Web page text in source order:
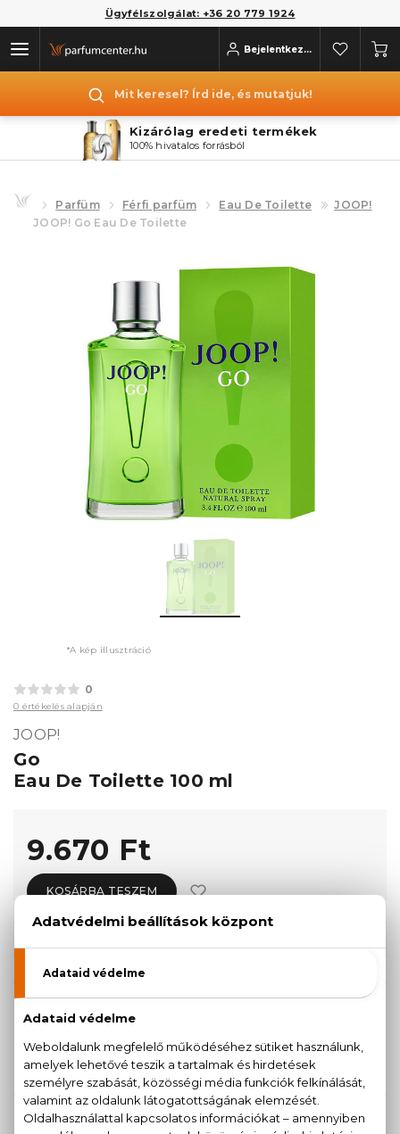
Ügyfélszolgálat: +36 20 779 1924
Bejelentkezés
Mit keresel? Írd ide, és mutatjuk!
Kizárólag eredeti termékek
100% hivatalos forrásból
Parfüm Férfi parfüm Eau De Toilette
JOOP!
JOOP! Go Eau De Toilette
*A kép illusztráció
0
0 értékelés alapján
JOOP!
Go
Eau De Toilette 100 ml
9.670 Ft
KOSÁRBA TESZEM
KAPCSOLÓDÓ TERMÉKEK